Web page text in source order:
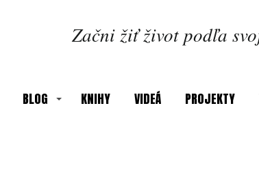
Začni žiť život podľa
BLOG KNIHY VIDEÁ PROJEKTY